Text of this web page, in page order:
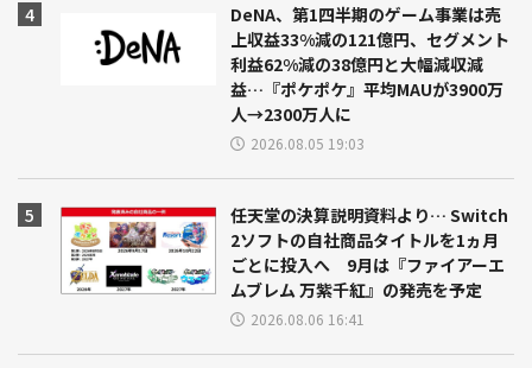
DeNA、第1四半期のゲーム事業は売
上収益33%減の121億円、セグメント
利益62%減の38億円と大幅減収減
益…『ポケポケ』平均MAUが3900万
人→2300万人に
2026.08.05 19:03
任天堂の決算説明資料より… Switch
2ソフトの自社商品タイトルを1ヵ月
ごとに投入へ 9月は『ファイアーエ
ムブレム 万紫千紅』の発売を予定
2026.08.06 16:41